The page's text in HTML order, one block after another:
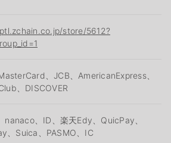
store/5612?
、JCB、AmericanExpress、
、DISCOVER
nanaco、ID、楽天Edy、QuicPay、
、Suica、PASMO、IC